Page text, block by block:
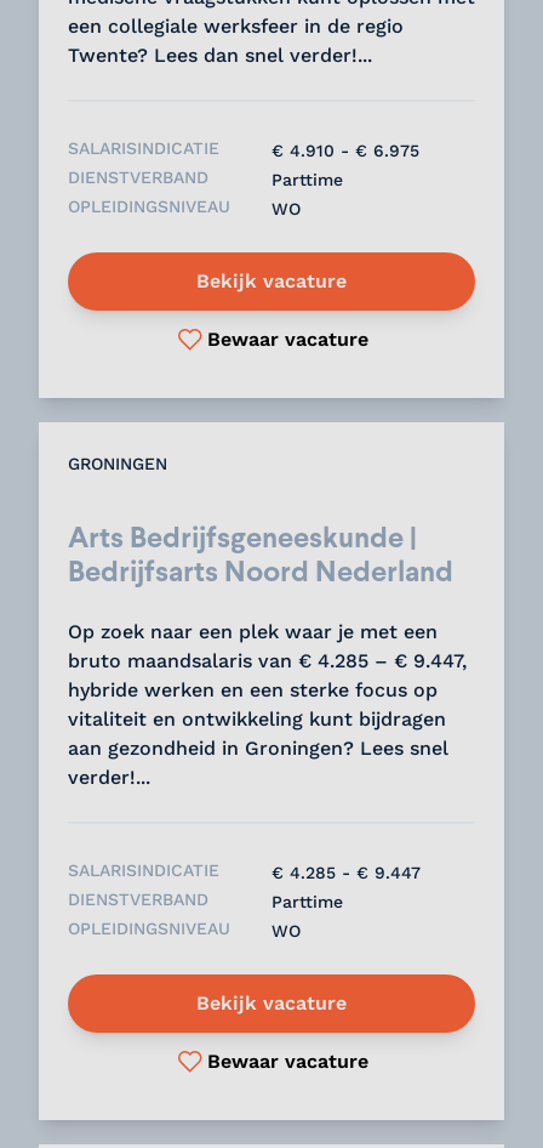
een collegiale werksfeer in de regio
Twente? Lees dan snel verder!...
SALARISINDICATIE
€ 4.910 - € 6.975
DIENSTVERBAND
Parttime
OPLEIDINGSNIVEAU
WO
Bekijk vacature
Bewaar vacature
GRONINGEN
Arts Bedrijfsgeneeskunde |
Bedrijfsarts Noord Nederland
Op zoek naar een plek waar je met een
bruto maandsalaris van € 4.285 – € 9.447,
hybride werken en een sterke focus op
vitaliteit en ontwikkeling kunt bijdragen
aan gezondheid in Groningen? Lees snel
verder!...
SALARISINDICATIE
€ 4.285 - € 9.447
DIENSTVERBAND
Parttime
OPLEIDINGSNIVEAU
WO
Bekijk vacature
Bewaar vacature